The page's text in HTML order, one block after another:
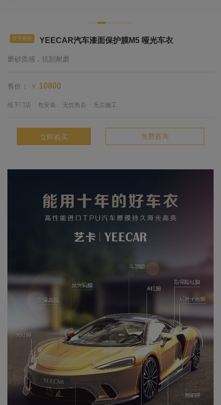
官方授权 YEECAR汽车漆面保护膜M5 哑光车衣
磨砂质感，抗刮耐磨
售价： ￥ 10800
线下门店 包安装 无忧售后 无尘施工
立即购买 免费咨询